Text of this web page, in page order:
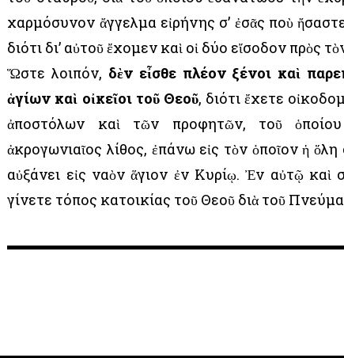
χαρμόσυνον ἄγγελμα εἰρήνης σ’ ἐσᾶς ποὺ
διότι δι’ αὐτοῦ ἔχομεν καὶ οἱ δύο εἴσοδον πρὸς
Ὥστε λοιπόν, δὲν εἶσθε πλέον ξένοι καὶ
ἁγίων καὶ οἰκεῖοι τοῦ Θεοῦ, διότι ἔχετε
ἀποστόλων καὶ τῶν προφητῶν, τοῦ
ἀκρογωνιαῖος λίθος, ἐπάνω εἰς τὸν ὁποῖον ἡ
αὐξάνει εἰς ναὸν ἅγιον ἐν Κυρίῳ. Ἐν αὐτῷ καὶ
γίνετε τόπος κατοικίας τοῦ Θεοῦ διὰ τοῦ